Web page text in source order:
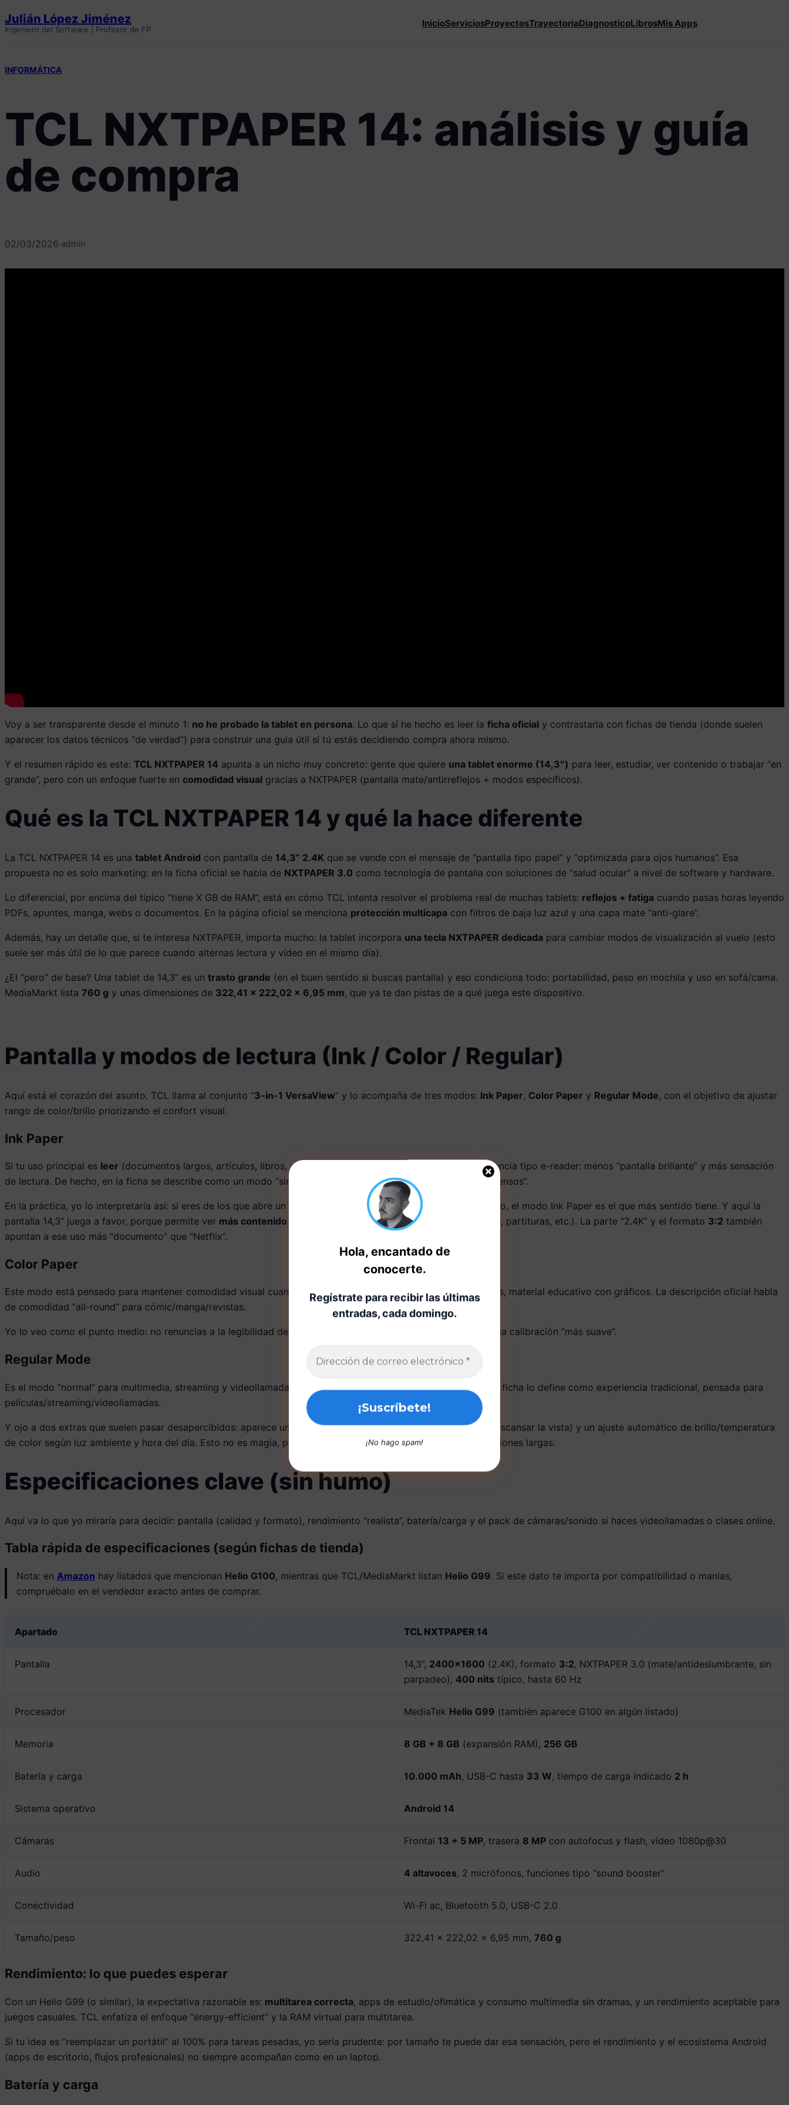
Saltar
al
Julián López Jiménez
Ingeniero del Software | Profesor de FP
InicioServiciosProyectosTrayectoriaDiagnosticoLibrosMis Apps
INFORMÁTICA
TCL NXTPAPER 14: análisis y guía
de compra
02/03/2026·admin
Voy a ser transparente desde el minuto 1: no he probado la tablet en persona. Lo que sí he hecho es leer la ficha oficial y contrastarla con fichas de tienda (donde suelen
aparecer los datos técnicos “de verdad”) para construir una guía útil si tú estás decidiendo compra ahora mismo.
Y el resumen rápido es este: TCL NXTPAPER 14 apunta a un nicho muy concreto: gente que quiere una tablet enorme (14,3″) para leer, estudiar, ver contenido o trabajar “en
grande”, pero con un enfoque fuerte en comodidad visual gracias a NXTPAPER (pantalla mate/antirreflejos + modos específicos).
Qué es la TCL NXTPAPER 14 y qué la hace diferente
La TCL NXTPAPER 14 es una tablet Android con pantalla de 14,3” 2.4K que se vende con el mensaje de “pantalla tipo papel” y “optimizada para ojos humanos”. Esa
propuesta no es solo marketing: en la ficha oficial se habla de NXTPAPER 3.0 como tecnología de pantalla con soluciones de “salud ocular” a nivel de software y hardware.
Lo diferencial, por encima del típico “tiene X GB de RAM”, está en cómo TCL intenta resolver el problema real de muchas tablets: reflejos + fatiga cuando pasas horas leyendo
PDFs, apuntes, manga, webs o documentos. En la página oficial se menciona protección multicapa con filtros de baja luz azul y una capa mate “anti-glare”.
Además, hay un detalle que, si te interesa NXTPAPER, importa mucho: la tablet incorpora una tecla NXTPAPER dedicada para cambiar modos de visualización al vuelo (esto
suele ser más útil de lo que parece cuando alternas lectura y vídeo en el mismo día).
¿El “pero” de base? Una tablet de 14,3” es un trasto grande (en el buen sentido si buscas pantalla) y eso condiciona todo: portabilidad, peso en mochila y uso en sofá/cama.
MediaMarkt lista 760 g y unas dimensiones de 322,41 × 222,02 × 6,95 mm, que ya te dan pistas de a qué juega este dispositivo.
Pantalla y modos de lectura (Ink / Color / Regular)
Aquí está el corazón del asunto. TCL llama al conjunto “3-in-1 VersaView” y lo acompaña de tres modos: Ink Paper, Color Paper y Regular Mode, con el objetivo de ajustar
rango de color/brillo priorizando el confort visual.
Ink Paper
Si tu uso principal es leer (documentos largos, artículos, libros, apuntes), el modo Ink Paper busca una experiencia tipo e-reader: menos “pantalla brillante” y más sensación
de lectura. De hecho, en la ficha se describe como un modo “similar a e-reader” para “documentos y libros extensos”.
En la práctica, yo lo interpretaría así: si eres de los que abre un PDF y se queda una hora subrayando/repasando, el modo Ink Paper es el que más sentido tiene. Y aquí la
pantalla 14,3” juega a favor, porque permite ver más contenido sin zoom (especialmente útil en PDFs, hojas A4, partituras, etc.). La parte “2.4K” y el formato 3:2 también
apuntan a ese uso más “documento” que “Netflix”.
Color Paper
Este modo está pensado para mantener comodidad visual cuando el contenido necesita color: cómics, revistas, material educativo con gráficos. La descripción oficial habla
de comodidad “all-round” para cómic/manga/revistas.
Yo lo veo como el punto medio: no renuncias a la legibilidad del modo lectura, pero sigues viendo color con una calibración “más suave”.
Regular Mode
Es el modo “normal” para multimedia, streaming y videollamadas, pero con una paleta “eye-friendly”. La propia ficha lo define como experiencia tradicional, pensada para
películas/streaming/videollamadas.
Y ojo a dos extras que suelen pasar desapercibidos: aparece un Eye care assistant(recordatorios/tips para descansar la vista) y un ajuste automático de brillo/temperatura
de color según luz ambiente y hora del día. Esto no es magia, pero suma puntos si eres de los que se pega sesiones largas.
Especificaciones clave (sin humo)
Aquí va lo que yo miraría para decidir: pantalla (calidad y formato), rendimiento “realista”, batería/carga y el pack de cámaras/sonido si haces videollamadas o clases online.
Tabla rápida de especificaciones (según fichas de tienda)
Nota: en Amazon hay listados que mencionan Helio G100, mientras que TCL/MediaMarkt listan Helio G99. Si este dato te importa por compatibilidad o manías,
compruébalo en el vendedor exacto antes de comprar.
Apartado TCL NXTPAPER 14
Pantalla 14,3”, 2400×1600 (2.4K), formato 3:2, NXTPAPER 3.0 (mate/antideslumbrante, sin
parpadeo), 400 nits típico, hasta 60 Hz
Procesador MediaTek Helio G99 (también aparece G100 en algún listado)
Memoria 8 GB + 8 GB (expansión RAM), 256 GB
Batería y carga 10.000 mAh, USB-C hasta 33 W, tiempo de carga indicado 2 h
Sistema operativo Android 14
Cámaras Frontal 13 + 5 MP, trasera 8 MP con autofocus y flash, vídeo 1080p@30
Audio 4 altavoces, 2 micrófonos, funciones tipo “sound booster”
Conectividad Wi-Fi ac, Bluetooth 5.0, USB-C 2.0
Tamaño/peso 322,41 × 222,02 × 6,95 mm, 760 g
Rendimiento: lo que puedes esperar
Con un Helio G99 (o similar), la expectativa razonable es: multitarea correcta, apps de estudio/ofimática y consumo multimedia sin dramas, y un rendimiento aceptable para
juegos casuales. TCL enfatiza el enfoque “energy-efficient” y la RAM virtual para multitarea.
Si tu idea es “reemplazar un portátil” al 100% para tareas pesadas, yo sería prudente: por tamaño te puede dar esa sensación, pero el rendimiento y el ecosistema Android
(apps de escritorio, flujos profesionales) no siempre acompañan como en un laptop.
Batería y carga
Hola, encantado de
conocerte.
Regístrate para recibir las últimas
entradas, cada domingo.
¡No hago spam!